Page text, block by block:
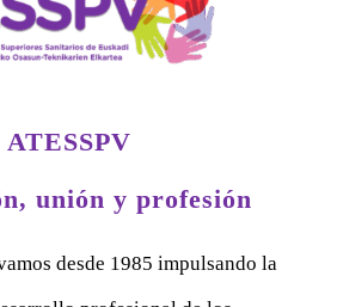
ATESSPV
unión y profesión
desde 1985 impulsando la